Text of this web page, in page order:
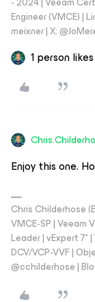
Engineer (VMCE) |
meixner | X:
1 person
Enjoy this one.
Chris Childerhose
VMCE-SP | Veeam
Leader | vExpert 7*
DCV/VCP-VVF |
@cchilderhose |